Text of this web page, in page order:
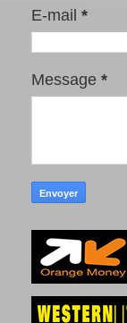
E-mail *
Message *